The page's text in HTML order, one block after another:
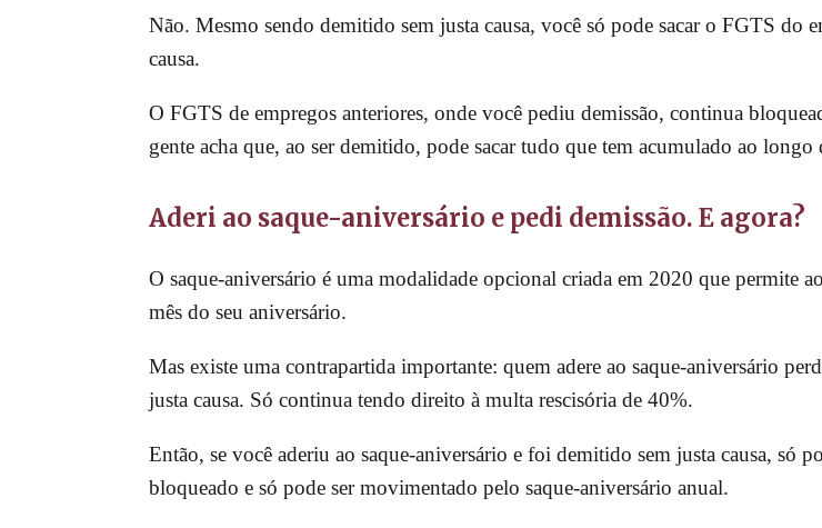
Não. Mesmo sendo demitido sem justa causa, você só pode sacar o FGTS do
causa.
O FGTS de empregos anteriores, onde você pediu demissão, continua
gente acha que, ao ser demitido, pode sacar tudo que tem acumulado ao
Aderi ao saque-aniversário e pedi demissão. E agora?
O saque-aniversário é uma modalidade opcional criada em 2020 que permite
mês do seu aniversário.
Mas existe uma contrapartida importante: quem adere ao saque-aniversário
justa causa. Só continua tendo direito à multa rescisória de 40%.
Então, se você aderiu ao saque-aniversário e foi demitido sem justa causa,
bloqueado e só pode ser movimentado pelo saque-aniversário anual.